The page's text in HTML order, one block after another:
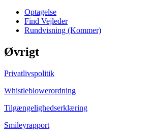
Optagelse
Find Vejleder
Rundvisning (Kommer)
Øvrigt
Privatlivspolitik
Whistleblowerordning
Tilgængelighedserklæring
Smileyrapport